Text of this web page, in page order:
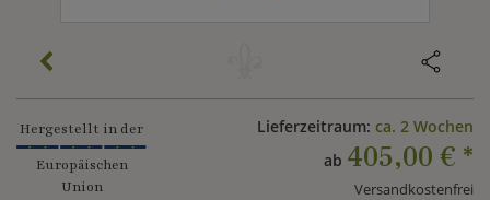
Hergestellt in der
Europäischen
Union
Lieferzeitraum: ca. 2 Wochen
ab 405,00 € *
Versandkostenfrei